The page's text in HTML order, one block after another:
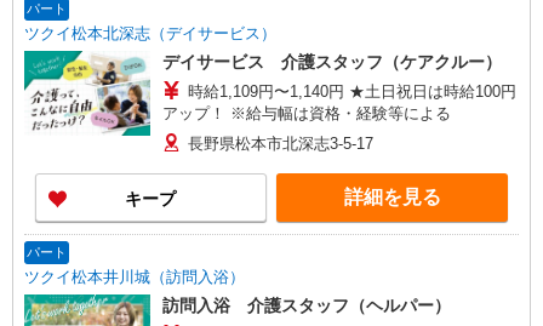
パート
ツクイ松本北深志（デイサービス）
デイサービス 介護スタッフ（ケアクルー）
時給1,109円〜1,140円 ★土日祝日は時給100円
アップ！ ※給与幅は資格・経験等による
長野県松本市北深志3-5-17
キープ 詳細を見る
パート
ツクイ松本井川城（訪問入浴）
訪問入浴 介護スタッフ（ヘルパー）